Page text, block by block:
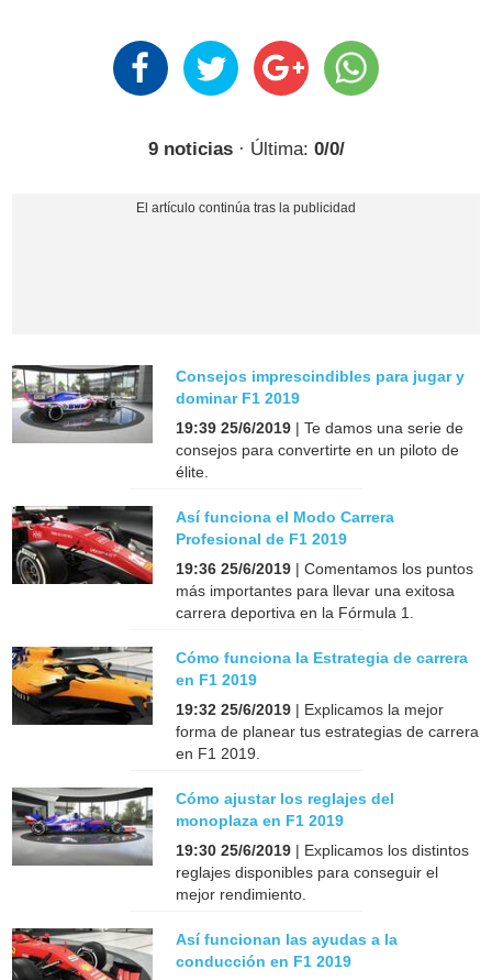
9 noticias· Última: 0/0/
Consejos imprescindibles para jugar y
dominar F1 2019
19:39 25/6/2019 | Te damos una serie de
consejos para convertirte en un piloto de
élite.
Así funciona el Modo Carrera
Profesional de F1 2019
19:36 25/6/2019 | Comentamos los puntos
más importantes para llevar una exitosa
carrera deportiva en la Fórmula 1.
Cómo funciona la Estrategia de carrera
en F1 2019
19:32 25/6/2019 | Explicamos la mejor
forma de planear tus estrategias de carrera
en F1 2019.
Cómo ajustar los reglajes del
monoplaza en F1 2019
19:30 25/6/2019 | Explicamos los distintos
reglajes disponibles para conseguir el
mejor rendimiento.
Así funcionan las ayudas a la
conducción en F1 2019